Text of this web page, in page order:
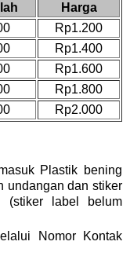
Harga
Rp1.200
Rp1.400
Rp1.600
Rp1.800
Rp2.000
Plastik bening
undangan dan stiker
(stiker label belum
Nomor Kontak